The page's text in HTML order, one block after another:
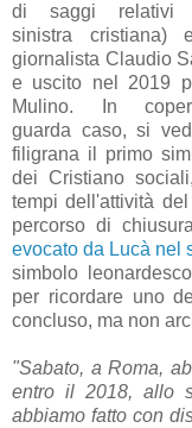
di saggi relativi
sinistra cristiana)
giornalista Claudio
e uscito nel 2019
Mulino. In
guarda caso, si
filigrana il primo
dei Cristiano
tempi dell'attività
percorso di
evocato da Lucà nel
simbolo
per ricordare uno
concluso, ma non
"Sabato, a Roma,
entro il 2018, allo
abbiamo fatto con